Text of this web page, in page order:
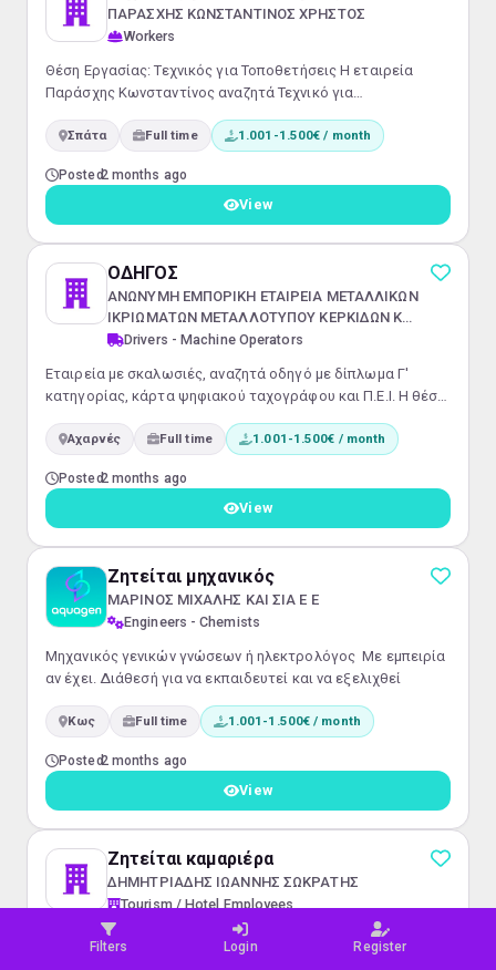
ΠΑΡΑΣΧΗΣ ΚΩΝΣΤΑΝΤΙΝΟΣ ΧΡΗΣΤΟΣ
Workers
Θέση Εργασίας: Τεχνικός για Τοποθετήσεις Η εταιρεία
Παράσχης Κωνσταντίνος αναζητά Τεχνικό για
φυσική παρουσία. Εξειδικευόμαστε σε κατασκευές
θέση σε περιβάλλον εργασίας με δυνατότητες εξέλιξης.Τι
ψάχνουμε: Κατηγορία επαγγέλματος: ΕργάτεςΕιδικότητα:
Εργάτης για τοποθετησεις κατασκευων με ανοιξειδωτο...
Σπάτα Full time 1.001-1.500€ / month
Posted2 months ago
View
ΟΔΗΓΟΣ
ΑΝΩΝΥΜΗ ΕΜΠΟΡΙΚΗ ΕΤΑΙΡΕΙΑ ΜΕΤΑΛΛΙΚΩΝ
ΙΚΡΙΩΜΑΤΩΝ ΜΕΤΑΛΛΟΤΥΠΟΥ ΚΕΡΚΙΔΩΝ ΚΑΙ
ΕΞΕΔΡΩΝ
Drivers - Machine Operators
Εταιρεία με σκαλωσιές, αναζητά οδηγό με δίπλωμα Γ'
κατηγορίας, κάρτα ψηφιακού ταχογράφου και Π.Ε.Ι. Η θέση
Αχαρνές Full time 1.001-1.500€ / month
Posted2 months ago
View
Ζητείται μηχανικός
ΜΑΡΙΝΟΣ ΜΙΧΑΛΗΣ ΚΑΙ ΣΙΑ Ε Ε
Engineers - Chemists
Μηχανικός γενικών γνώσεων ή ηλεκτρολόγος Με εμπειρία
αν έχει. Διάθεσή για να εκπαιδευτεί και να εξελιχθεί
Κως Full time 1.001-1.500€ / month
Posted2 months ago
View
Ζητείται καμαριέρα
ΔΗΜΗΤΡΙΑΔΗΣ ΙΩΑΝΝΗΣ ΣΩΚΡΑΤΗΣ
Tourism / Hotel Employees
Ζητείται καμαριέρα με εμπειρία
Filters Login Register